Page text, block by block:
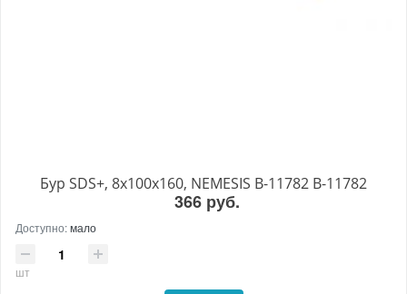
Бур SDS+, 8х100x160, NEMESIS B-11782 B-11782
366 руб.
Доступно:мало
шт